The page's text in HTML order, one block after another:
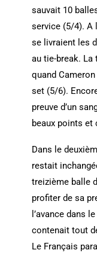
sauvait 10
service (5/4). A
se livraient les
au tie-break. La
quand
set (5/6).
preuve d’un
beaux points et
Dans le
restait
treizième balle
profiter de sa
l’avance dans
contenait tout
Le Français